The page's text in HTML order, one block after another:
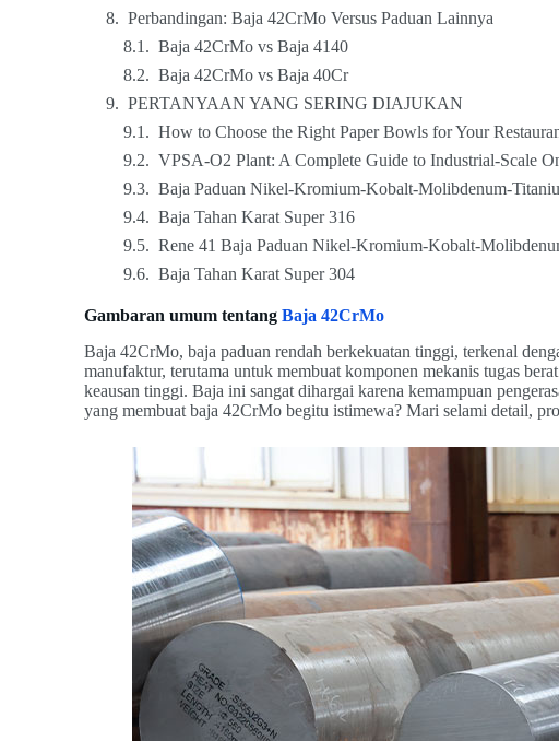
Perbandingan: Baja 42CrMo Versus Paduan Lainnya
Baja 42CrMo vs Baja 4140
Baja 42CrMo vs Baja 40Cr
PERTANYAAN YANG SERING DIAJUKAN
How to Choose the Right Paper Bowls for Your
VPSA-O2 Plant: A Complete Guide to Industrial-Scale
Baja Paduan Nikel-Kromium-Kobalt-Molibdenum-
Baja Tahan Karat Super 316
Rene 41 Baja Paduan Nikel-Kromium-Kobalt-
Baja Tahan Karat Super 304
Gambaran umum tentangBaja 42CrMo
Baja 42CrMo, baja paduan rendah berkekuatan tinggi, terkenal
manufaktur, terutama untuk membuat komponen mekanis tugas
keausan tinggi. Baja ini sangat dihargai karena kemampuan
yang membuat baja 42CrMo begitu istimewa? Mari selami detail,